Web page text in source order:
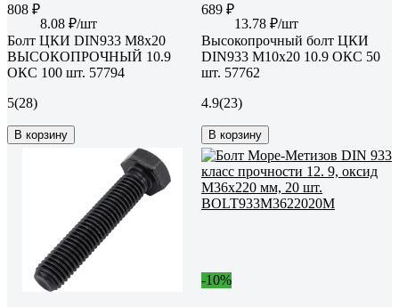
808 ₽
8.08 ₽/шт
Болт ЦКИ DIN933 М8х20
ВЫСОКОПРОЧНЫЙ 10.9
ОКС 100 шт. 57794
5(28)
В корзину
689 ₽
13.78 ₽/шт
Высокопрочный болт ЦКИ
DIN933 М10х20 10.9 ОКС 50
шт. 57762
4.9(23)
В корзину
-10%